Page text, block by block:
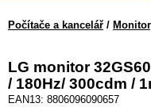
Počítače a kancelář /
LG monitor
/ 180Hz/ 300cdm /
EAN13: 8806096090657